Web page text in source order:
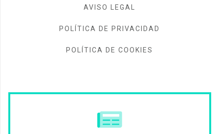
AVISO LEGAL
POLÍTICA DE PRIVACIDAD
POLÍTICA DE COOKIES